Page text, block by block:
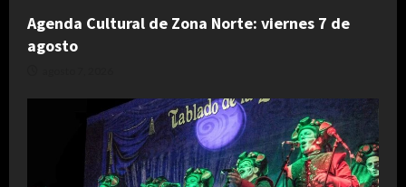
Agenda Cultural de Zona Norte: viernes 7 de
agosto